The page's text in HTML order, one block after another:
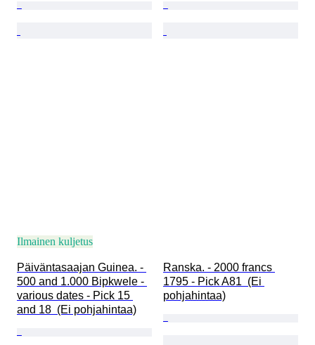
Ilmainen kuljetus
Päiväntasaajan Guinea. -
500 and 1.000 Bipkwele -
various dates - Pick 15
and 18  (Ei pohjahintaa)
Ranska. - 2000 francs
1795 - Pick A81  (Ei
pohjahintaa)